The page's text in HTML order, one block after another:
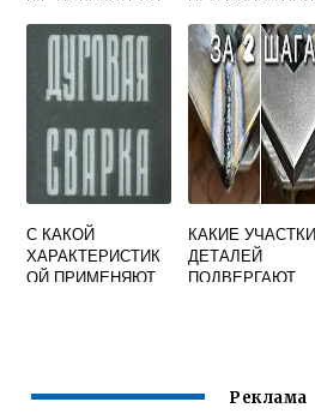
СОЕДИНЕНИЙ
СТАТИЧЕСКОЕ
РАСТЯЖЕНИЕ
С КАКОЙ
ХАРАКТЕРИСТИК
ОЙ ПРИМЕНЯЮТ
ЭЛЕКТРОДАМИ
КАКИЕ УЧАСТКИ
ДЕТАЛЕЙ
ПОДВЕРГАЮТ
Реклама